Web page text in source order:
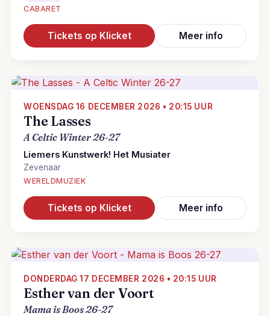
CABARET
Tickets op Klicket Meer info
WOENSDAG 16 DECEMBER 2026 • 20:15 UUR
The Lasses
A Celtic Winter 26-27
Liemers Kunstwerk! Het Musiater
Zevenaar
WERELDMUZIEK
Tickets op Klicket Meer info
DONDERDAG 17 DECEMBER 2026 • 20:15 UUR
Esther van der Voort
Mama is Boos 26-27